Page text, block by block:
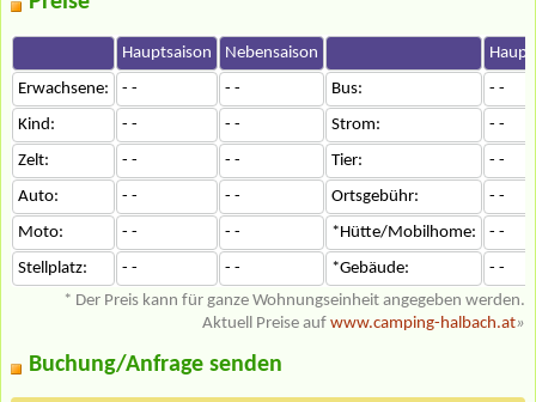
Hauptsaison Nebensaison
Erwachsene:
- - - - Bus:
- -
Kind:
- - - - Strom:
- -
Zelt:
- - - - Tier:
- -
Auto:
- - - - Ortsgebühr:
- -
Moto:
- - - - *Hütte/Mobilhome:
- -
Stellplatz:
- - - - *Gebäude:
- -
* Der Preis kann für ganze Wohnungseinheit angegeben werden.
Aktuell Preise auf www.camping-halbach.at»
Buchung/Anfrage senden